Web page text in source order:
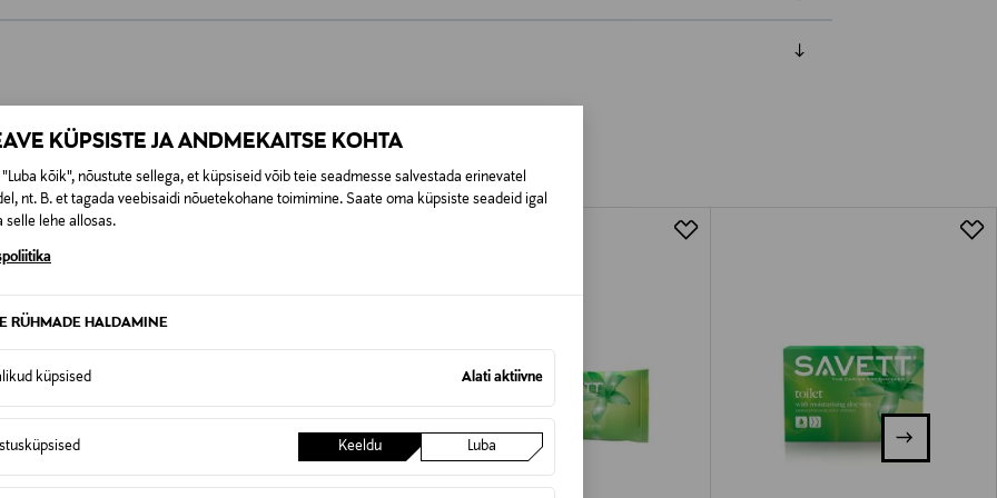
KÜPSISTE JA ANDMEKAITSE KOHTA
"Luba kõik", nõustute sellega, et küpsiseid võib teie seadmesse salvestada erinevatel
nt. B. et tagada veebisaidi nõuetekohane toimimine. Saate oma küpsiste seadeid igal
selle lehe allosas.
RÜHMADE HALDAMINE
küpsised Alati aktiivne
Keeldu Luba
KA